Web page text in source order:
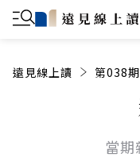
遠見線上讀 第038
當期